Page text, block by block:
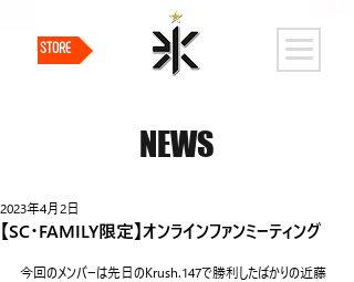
STORE
NEWS
【SC・FAMILY限定】オンラインファンミーティング
2023年4月2日
今回のメンバーは先日のKrush.147で勝利したばかりの近藤